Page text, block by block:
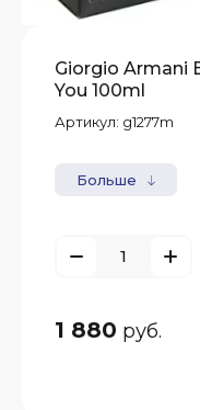
Giorgio Armani
You 100ml
Артикул: g1277m
Больше
1 880 руб.